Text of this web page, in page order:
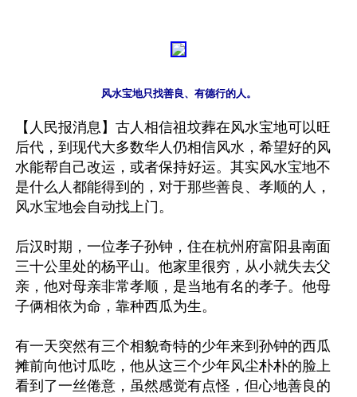
【人民报消息】古人相信祖坟葬在风水宝地可以旺
后代，到现代大多数华人仍相信风水，希望好的风
水能帮自己改运，或者保持好运。其实风水宝地不
是什么人都能得到的，对于那些善良、孝顺的人，
风水宝地会自动找上门。
后汉时期，一位孝子孙钟，住在杭州府富阳县南面
三十公里处的杨平山。他家里很穷，从小就失去父
亲，他对母亲非常孝顺，是当地有名的孝子。他母
子俩相依为命，靠种西瓜为生。
有一天突然有三个相貌奇特的少年来到孙钟的西瓜
摊前向他讨瓜吃，他从这三个少年风尘朴朴的脸上
看到了一丝倦意，虽然感觉有点怪，但心地善良的